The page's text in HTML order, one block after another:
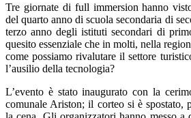
Tre giornate di full immersion hanno
del quarto anno di scuola secondaria di
terzo anno degli istituti secondari di
quesito essenziale che in molti, nella
come possiamo rivalutare il settore
l’ausilio della tecnologia?
L’evento è stato inaugurato con la
comunale Ariston; il corteo si è spostato,